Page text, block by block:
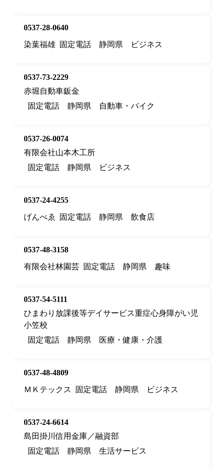
0537-28-0640
染葉福雄 固定電話 静岡県 ビジネス
0537-73-2229
赤堀自動車鈑金
固定電話
静岡県 自動車・バイク
0537-26-0074
有限会社山本木工所
固定電話
静岡県 ビジネス
0537-24-4255
げんべゑ
固定電話 静岡県 飲食店
0537-48-3158
有限会社林園芸 固定電話 静岡県 趣味
0537-54-5111
ひまわり放課後等デイサービス重症心身障がい児
小笠校
固定電話
静岡県 医療・健康・介護
0537-48-4809
ＭＫテックス
固定電話 静岡県 ビジネス
0537-24-6614
島田掛川信用金庫／融資部
固定電話
静岡県 生活サービス